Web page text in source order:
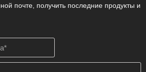
почте, получить последние продукты и